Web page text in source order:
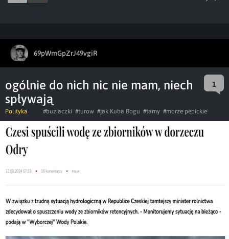
69pWmGpZrJ49vgiR
ogólnie do nich nic nie mam, niech
spływają
1
Polityka #buziaczki #turow #jak Kuba Bogu #tamy #morze pepickie